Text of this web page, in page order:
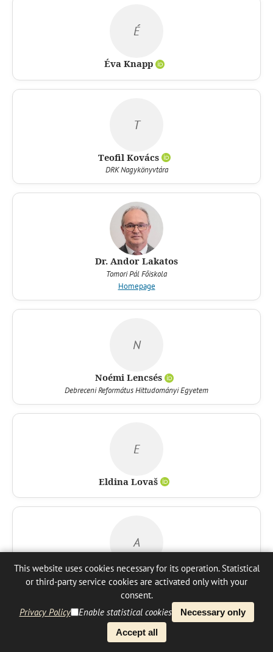
É
Éva Knapp
T
Teofil Kovács
DRK Nagykönyvtára
Dr. Andor Lakatos
Tomori Pál Főiskola
Homepage
N
Noémi Lencsés
Debreceni Református Hittudományi Egyetem
E
Eldina Lovaš
A
Anett Csilla Lovas
This website uses cookies necessary for its operation. Statistical
or third-party service cookies are activated only with your
consent.
Privacy Policy
Enable statistical cookies
Necessary only
Accept all